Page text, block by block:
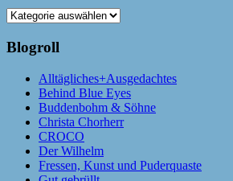
Kategorien
Blogroll
Alltägliches+Ausgedachtes
Behind Blue Eyes
Buddenbohm & Söhne
Christa Chorherr
CROCO
Der Wilhelm
Fressen, Kunst und Puderquaste